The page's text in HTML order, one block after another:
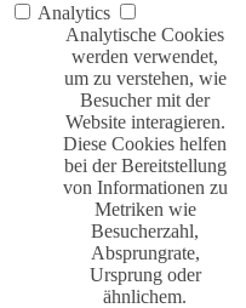
Analytics
Analytische Cookies
werden verwendet,
um zu verstehen, wie
Besucher mit der
Website interagieren.
Diese Cookies helfen
bei der Bereitstellung
von Informationen zu
Metriken wie
Besucherzahl,
Absprungrate,
Ursprung oder
ähnlichem.